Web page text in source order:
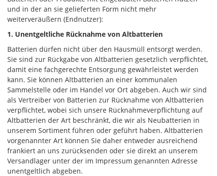
und in der an sie gelieferten Form nicht mehr
weiterveräußern (Endnutzer):
1. Unentgeltliche Rücknahme von Altbatterien
Batterien dürfen nicht über den Hausmüll entsorgt werden.
Sie sind zur Rückgabe von Altbatterien gesetzlich verpflichtet,
damit eine fachgerechte Entsorgung gewährleistet werden
kann. Sie können Altbatterien an einer kommunalen
Sammelstelle oder im Handel vor Ort abgeben. Auch wir sind
als Vertreiber von Batterien zur Rücknahme von Altbatterien
verpflichtet, wobei sich unsere Rücknahmeverpflichtung auf
Altbatterien der Art beschränkt, die wir als Neubatterien in
unserem Sortiment führen oder geführt haben. Altbatterien
vorgenannter Art können Sie daher entweder ausreichend
frankiert an uns zurücksenden oder sie direkt an unserem
Versandlager unter der im Impressum genannten Adresse
unentgeltlich abgeben.